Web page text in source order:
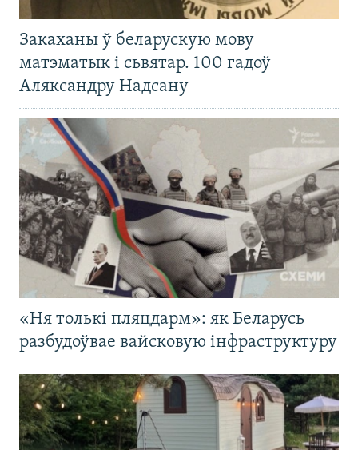
Закаханы ў беларускую мову
матэматык і сьвятар. 100 гадоў
Аляксандру Надсану
«Ня толькі пляцдарм»: як Беларусь
разбудоўвае вайсковую інфраструктуру